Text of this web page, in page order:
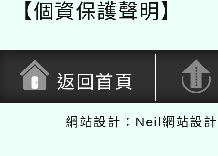
【個資保護聲明】
返回首頁
網站設計：Neil網站設